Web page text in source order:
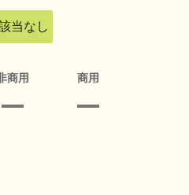
当なし
商用 商用